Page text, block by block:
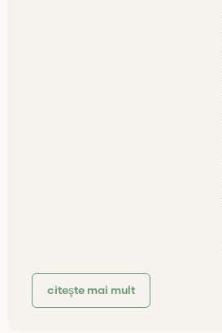
citeşte mai mult